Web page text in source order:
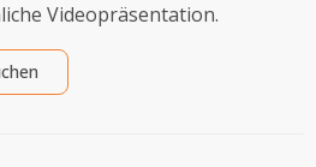
Videopräsentation.